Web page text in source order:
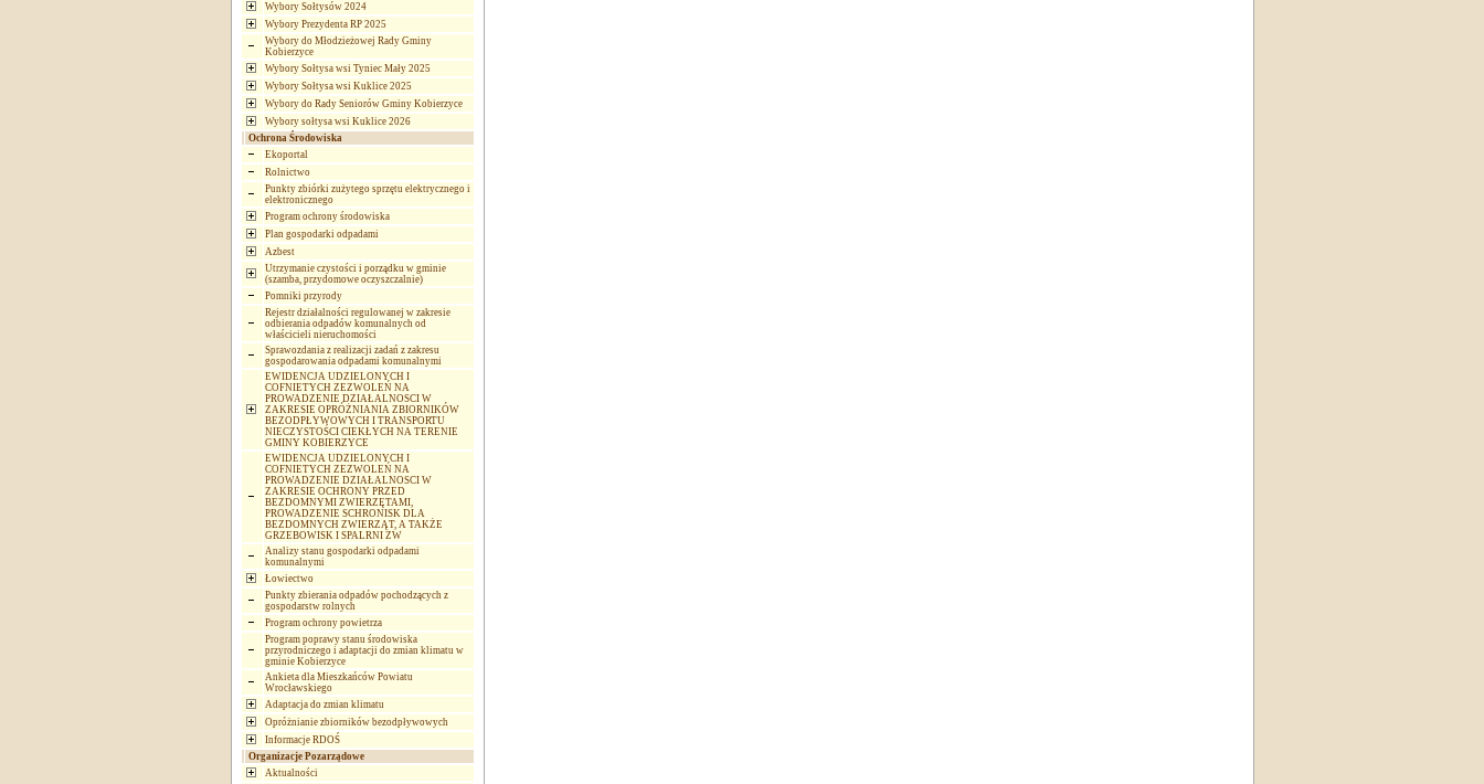
Wybory Sołtysów 2024
Wybory Prezydenta RP 2025
Wybory do Młodzieżowej Rady Gminy
Kobierzyce
Wybory Sołtysa wsi Tyniec Mały 2025
Wybory Sołtysa wsi Kuklice 2025
Wybory do Rady Seniorów Gminy Kobierzyce
Wybory sołtysa wsi Kuklice 2026
Ochrona Środowiska
Ekoportal
Rolnictwo
Punkty zbiórki zużytego sprzętu elektrycznego i
elektronicznego
Program ochrony środowiska
Plan gospodarki odpadami
Azbest
Utrzymanie czystości i porządku w gminie
(szamba, przydomowe oczyszczalnie)
Pomniki przyrody
Rejestr działalności regulowanej w zakresie
odbierania odpadów komunalnych od
właścicieli nieruchomości
Sprawozdania z realizacji zadań z zakresu
gospodarowania odpadami komunalnymi
EWIDENCJA UDZIELONYCH I
COFNIETYCH ZEZWOLEŃ NA
PROWADZENIE DZIAŁALNOSCI W
ZAKRESIE OPRÓŻNIANIA ZBIORNIKÓW
BEZODPŁYWOWYCH I TRANSPORTU
NIECZYSTOŚCI CIEKŁYCH NA TERENIE
GMINY KOBIERZYCE
EWIDENCJA UDZIELONYCH I
COFNIETYCH ZEZWOLEŃ NA
PROWADZENIE DZIAŁALNOSCI W
ZAKRESIE OCHRONY PRZED
BEZDOMNYMI ZWIERZĘTAMI,
PROWADZENIE SCHRONISK DLA
BEZDOMNYCH ZWIERZĄT, A TAKŻE
GRZEBOWISK I SPALRNI ZW
Analizy stanu gospodarki odpadami
komunalnymi
Łowiectwo
Punkty zbierania odpadów pochodzących z
gospodarstw rolnych
Program ochrony powietrza
Program poprawy stanu środowiska
przyrodniczego i adaptacji do zmian klimatu w
gminie Kobierzyce
Ankieta dla Mieszkańców Powiatu
Wrocławskiego
Adaptacja do zmian klimatu
Opróżnianie zbiorników bezodpływowych
Informacje RDOŚ
Organizacje Pozarządowe
Aktualności